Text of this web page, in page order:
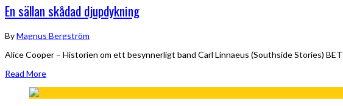
En sällan skådad djupdykning
ByMagnus Bergström
Alice Cooper – Historien om ett besynnerligt band Carl Linnaeus (Southside Stories)
Read More